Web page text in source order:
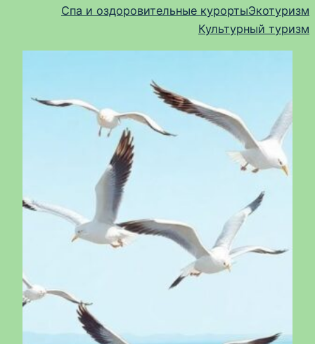
Спа и оздоровительные курортыЭкотуризм
Культурный туризм